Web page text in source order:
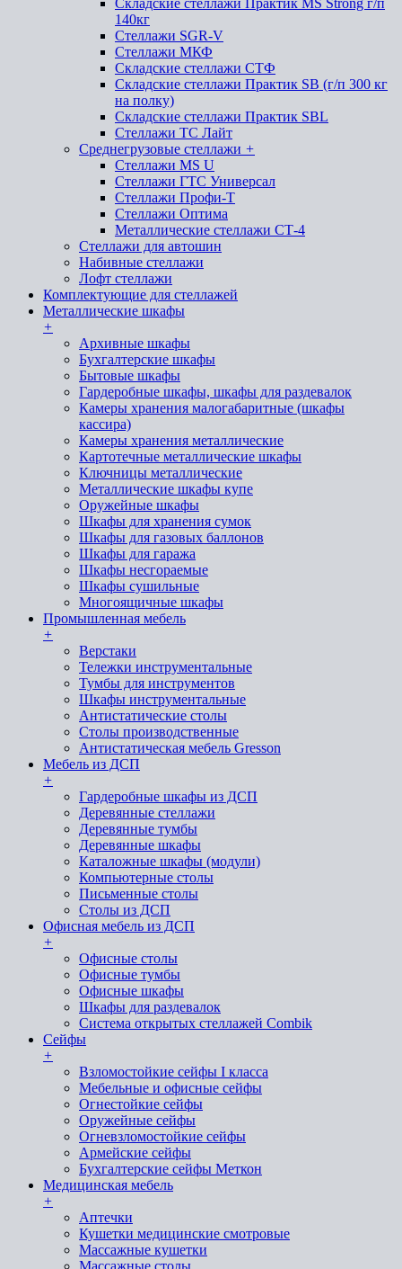
Складские стеллажи Практик MS Strong г/п
140кг
Стеллажи SGR-V
Стеллажи МКФ
Складские стеллажи СТФ
Складские стеллажи Практик SB (г/п 300 кг
на полку)
Складские стеллажи Практик SBL
Стеллажи ТС Лайт
Среднегрузовые стеллажи +
Стеллажи MS U
Стеллажи ГТС Универсал
Стеллажи Профи-Т
Стеллажи Оптима
Металлические стеллажи СТ-4
Стеллажи для автошин
Набивные стеллажи
Лофт стеллажи
Комплектующие для стеллажей
Металлические шкафы
+
Архивные шкафы
Бухгалтерские шкафы
Бытовые шкафы
Гардеробные шкафы, шкафы для раздевалок
Камеры хранения малогабаритные (шкафы
кассира)
Камеры хранения металлические
Картотечные металлические шкафы
Ключницы металлические
Металлические шкафы купе
Оружейные шкафы
Шкафы для хранения сумок
Шкафы для газовых баллонов
Шкафы для гаража
Шкафы несгораемые
Шкафы сушильные
Многоящичные шкафы
Промышленная мебель
+
Верстаки
Тележки инструментальные
Тумбы для инструментов
Шкафы инструментальные
Антистатические столы
Столы производственные
Антистатическая мебель Gresson
Мебель из ДСП
+
Гардеробные шкафы из ДСП
Деревянные стеллажи
Деревянные тумбы
Деревянные шкафы
Каталожные шкафы (модули)
Компьютерные столы
Письменные столы
Столы из ДСП
Офисная мебель из ДСП
+
Офисные столы
Офисные тумбы
Офисные шкафы
Шкафы для раздевалок
Система открытых стеллажей Combik
Сейфы
+
Взломостойкие сейфы I класса
Мебельные и офисные сейфы
Огнестойкие сейфы
Оружейные сейфы
Огневзломостойкие сейфы
Армейские сейфы
Бухгалтерские сейфы Меткон
Медицинская мебель
+
Аптечки
Кушетки медицинские смотровые
Массажные кушетки
Массажные столы